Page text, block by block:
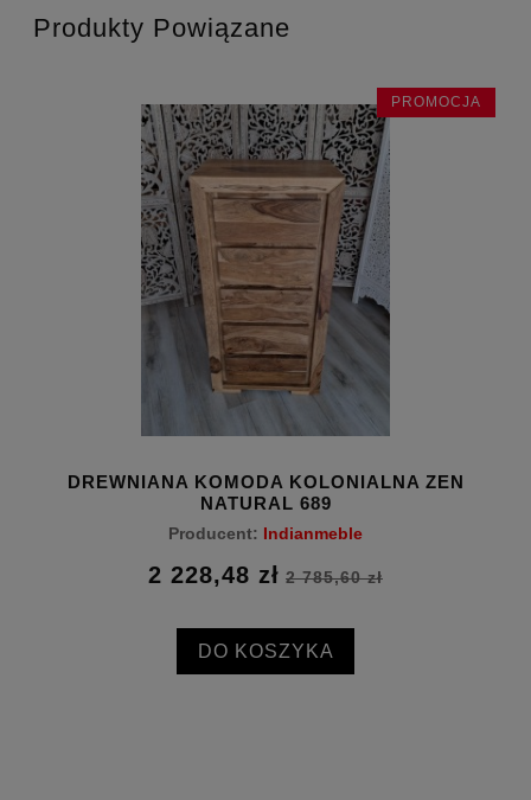
Produkty Powiązane
DREWNIANA KOMODA KOLONIALNA ZEN
NATURAL 689
Producent: Indianmeble
2 228,48 zł 2 785,60 zł
DO KOSZYKA
PROMOCJA